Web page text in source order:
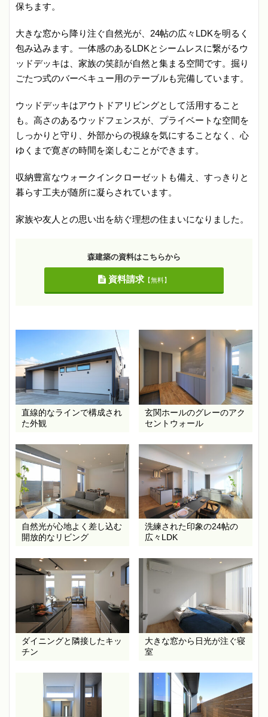
保ちます。
大きな窓から降り注ぐ自然光が、24帖の広々LDKを明るく
包み込みます。一体感のあるLDKとシームレスに繋がるウ
ッドデッキは、家族の笑顔が自然と集まる空間です。掘り
ごたつ式のバーベキュー用のテーブルも完備しています。
ウッドデッキはアウトドアリビングとして活用すること
も。高さのあるウッドフェンスが、プライベートな空間を
しっかりと守り、外部からの視線を気にすることなく、心
ゆくまで寛ぎの時間を楽しむことができます。
収納豊富なウォークインクローゼットも備え、すっきりと
暮らす工夫が随所に凝らされています。
家族や友人との思い出を紡ぐ理想の住まいになりました。
森建築の資料はこちらから
資料請求【無料】
直線的なラインで構成され
た外観
玄関ホールのグレーのアク
セントウォール
自然光が心地よく差し込む
開放的なリビング
洗練された印象の24帖の
広々LDK
ダイニングと隣接したキッ
チン
大きな窓から日光が注ぐ寝
室